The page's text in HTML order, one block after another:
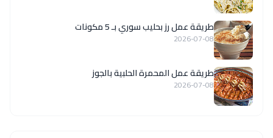
طريقة عمل رز بحليب سوري بـ 5 مكونات
2026-07-08
طريقة عمل المحمرة الحلبية بالجوز
2026-07-08